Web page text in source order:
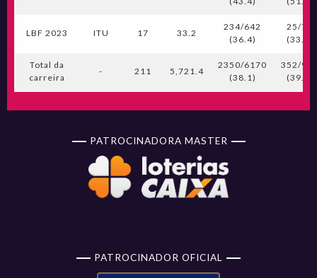
LBF 2023 ITU 17 33.2
234/642
(36.4)
25/75
(33.3)
Total da
carreira
- 211 5,721.4
2350/6170
(38.1)
352/
(39.0)
PATROCINADORA MASTER
PATROCINADOR OFICIAL